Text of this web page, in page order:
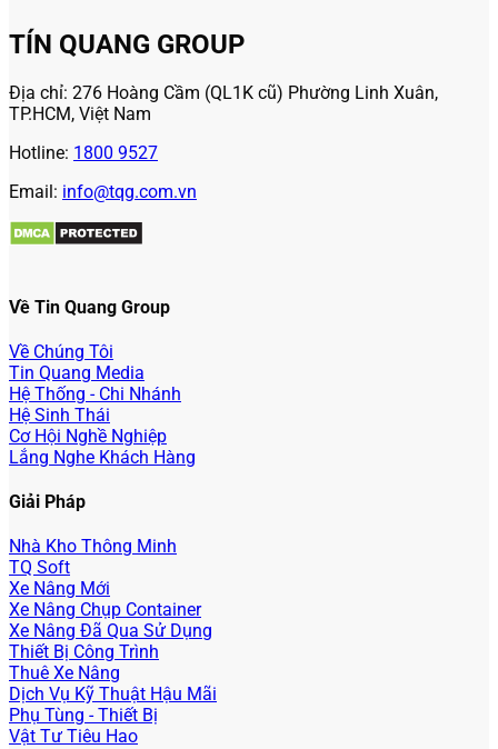
TÍN QUANG GROUP
Địa chỉ: 276 Hoàng Cầm (QL1K cũ) Phường Linh Xuân,
TP.HCM, Việt Nam
Hotline: 1800 9527
Email: info@tqg.com.vn
Về Tin Quang Group
Về Chúng Tôi
Tin Quang Media
Hệ Thống - Chi Nhánh
Hệ Sinh Thái
Cơ Hội Nghề Nghiệp
Lắng Nghe Khách Hàng
Giải Pháp
Nhà Kho Thông Minh
TQ Soft
Xe Nâng Mới
Xe Nâng Chụp Container
Xe Nâng Đã Qua Sử Dụng
Thiết Bị Công Trình
Thuê Xe Nâng
Dịch Vụ Kỹ Thuật Hậu Mãi
Phụ Tùng - Thiết Bị
Vật Tư Tiêu Hao